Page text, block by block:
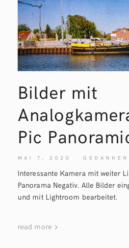
Bilder mit
Pic
MAI 7, 2020 GEDANKEN
Interessante Kamera mit weiter
Panorama Negativ. Alle Bilder
und mit Lightroom bearbeitet.
read more